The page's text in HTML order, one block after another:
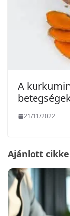
A
21/11/2022
Ajánlott